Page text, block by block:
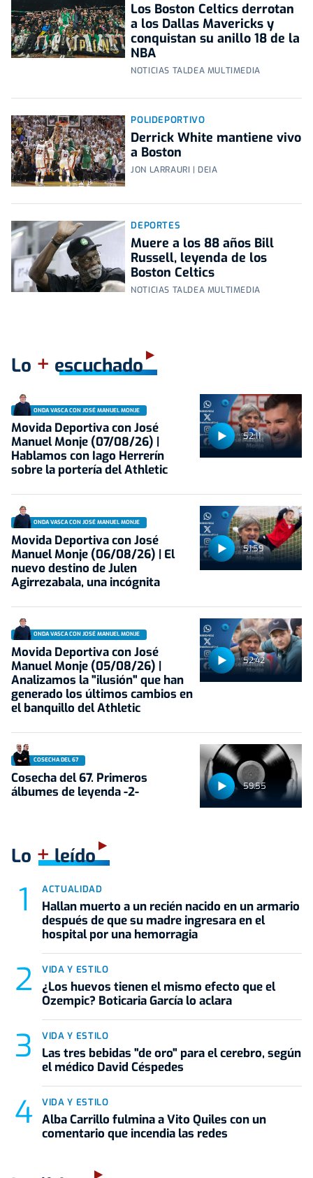
Los Boston Celtics derrotan
a los Dallas Mavericks y
conquistan su anillo 18 de la
NBA
NOTICIAS TALDEA MULTIMEDIA
POLIDEPORTIVO
Derrick White mantiene vivo
a Boston
JON LARRAURI | DEIA
DEPORTES
Muere a los 88 años Bill
Russell, leyenda de los
Boston Celtics
NOTICIAS TALDEA MULTIMEDIA
Lo + escuchado
52:11
ONDA VASCA CON JOSÉ MANUEL MONJE
Movida Deportiva con José
Manuel Monje (07/08/26) |
Hablamos con Iago Herrerín
sobre la portería del Athletic
51:59
ONDA VASCA CON JOSÉ MANUEL MONJE
Movida Deportiva con José
Manuel Monje (06/08/26) | El
nuevo destino de Julen
Agirrezabala, una incógnita
52:42
ONDA VASCA CON JOSÉ MANUEL MONJE
Movida Deportiva con José
Manuel Monje (05/08/26) |
Analizamos la "ilusión" que han
generado los últimos cambios en
el banquillo del Athletic
59:55
COSECHA DEL 67
Cosecha del 67. Primeros
álbumes de leyenda -2-
Lo +leído
ACTUALIDAD
Hallan muerto a un recién nacido en un armario
después de que su madre ingresara en el
hospital por una hemorragia
VIDA Y ESTILO
¿Los huevos tienen el mismo efecto que el
Ozempic? Boticaria García lo aclara
VIDA Y ESTILO
Las tres bebidas "de oro" para el cerebro, según
el médico David Céspedes
VIDA Y ESTILO
Alba Carrillo fulmina a Vito Quiles con un
comentario que incendia las redes